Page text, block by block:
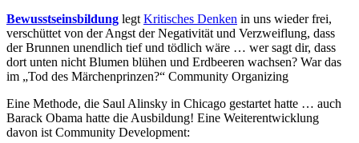
Bewusstseinsbildung legt Kritisches Denken in uns wieder frei,
verschüttet von der Angst der Negativität und Verzweiflung, dass
der Brunnen unendlich tief und tödlich wäre … wer sagt dir, dass
dort unten nicht Blumen blühen und Erdbeeren wachsen? War das
im „Tod des Märchenprinzen?“ Community Organizing
Eine Methode, die Saul Alinsky in Chicago gestartet hatte … auch
Barack Obama hatte die Ausbildung! Eine Weiterentwicklung
davon ist Community Development: